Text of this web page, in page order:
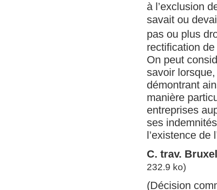
à l’exclusion
savait ou
pas ou plus
rectification
On peut
savoir
démontrant
manière
entreprises
ses
l’existence de
C. trav.
232.9 ko)
(Décision